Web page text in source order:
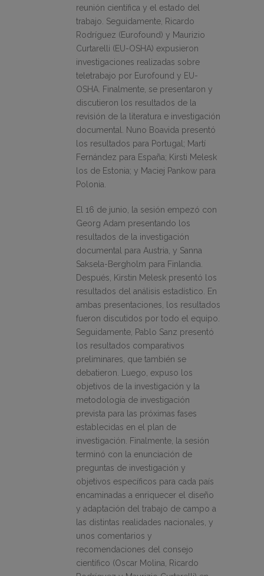
reunión científica y el estado del
trabajo. Seguidamente, Ricardo
Rodríguez (Eurofound) y Maurizio
Curtarelli (EU-OSHA) expusieron
investigaciones realizadas sobre
teletrabajo por Eurofound y EU-
OSHA. Finalmente, se presentaron y
discutieron los resultados de la
revisión de la literatura e investigación
documental. Nuno Boavida presentó
los resultados para Portugal; Martí
Fernández para España; Kirsti Melesk
los de Estonia; y Maciej Pankow para
Polonia.
El 16 de junio, la sesión empezó con
Georg Adam presentando los
resultados de la investigación
documental para Austria, y Sanna
Saksela-Bergholm para Finlandia.
Después, Kirstin Melesk presentó los
resultados del análisis estadístico. En
ambas presentaciones, los resultados
fueron discutidos por todo el equipo.
Seguidamente, Pablo Sanz presentó
los resultados comparativos
preliminares, que también se
debatieron. Luego, expuso los
objetivos de la investigación y la
metodología de investigación
prevista para las próximas fases
establecidas en el plan de
investigación. Finalmente, la sesión
terminó con la enunciación de
preguntas de investigación y
objetivos específicos para cada país
encaminadas a enriquecer el diseño
y adaptación del trabajo de campo a
las distintas realidades nacionales, y
unos comentarios y
recomendaciones del consejo
científico (Oscar Molina, Ricardo